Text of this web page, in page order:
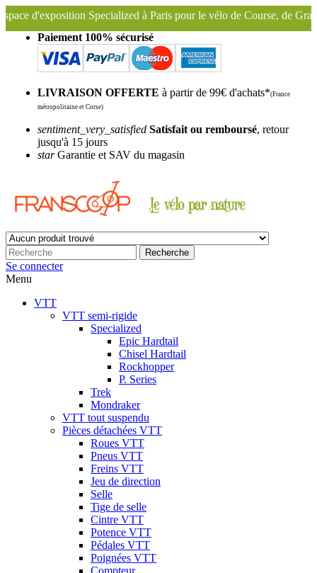
Specialized à Paris pour le vélo de Course, de Gravel, VTT,
Paiement 100% sécurisé
LIVRAISON OFFERTE à partir de 99€ d'achats*(France
métropolitaine et Corse)
sentiment_very_satisfied Satisfait ou remboursé, retour
jusqu'à 15 jours
starGarantie et SAV du magasin
Recherche
Se connecter
Menu
VTT
VTT semi-rigide
Specialized
Epic Hardtail
Chisel Hardtail
Rockhopper
P. Series
Trek
Mondraker
VTT tout suspendu
Pièces détachées VTT
Roues VTT
Pneus VTT
Freins VTT
Jeu de direction
Selle
Tige de selle
Cintre VTT
Potence VTT
Pédales VTT
Poignées VTT
Compteur